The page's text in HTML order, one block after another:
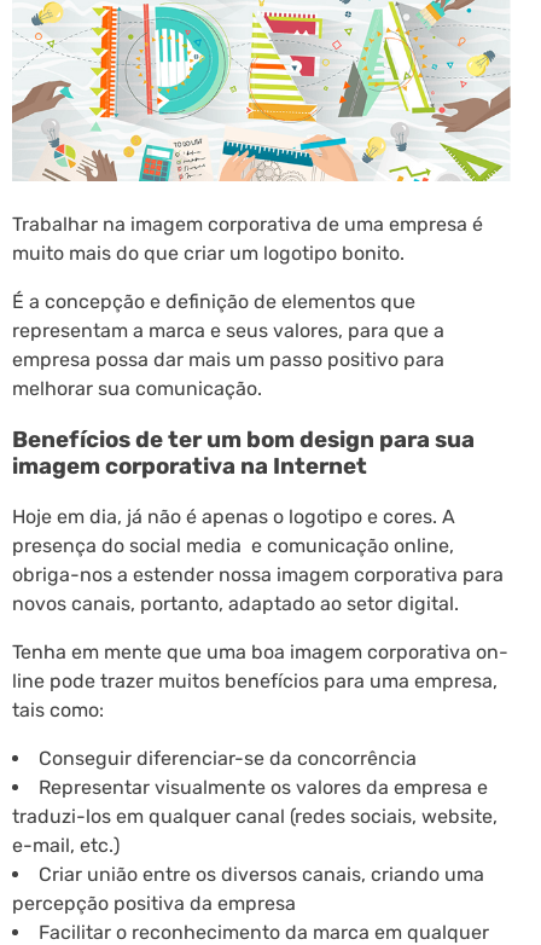
Trabalhar na imagem corporativa de uma empresa é
muito mais do que criar um logotipo bonito.
É a concepção e definição de elementos que
representam a marca e seus valores, para que a
empresa possa dar mais um passo positivo para
melhorar sua comunicação.
Benefícios de ter um bom design para sua
imagem corporativa na Internet
Hoje em dia, já não é apenas o logotipo e cores. A
presença do social media e comunicação online,
obriga-nos a estender nossa imagem corporativa para
novos canais, portanto, adaptado ao setor digital.
Tenha em mente que uma boa imagem corporativa on-
line pode trazer muitos benefícios para uma empresa,
tais como:
Conseguir diferenciar-se da concorrência
Representar visualmente os valores da empresa e
traduzi-los em qualquer canal (redes sociais, website,
e-mail, etc.)
Criar união entre os diversos canais, criando uma
percepção positiva da empresa
Facilitar o reconhecimento da marca em qualquer